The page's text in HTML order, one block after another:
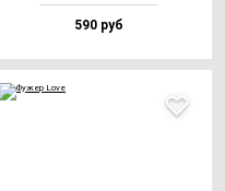
590 руб